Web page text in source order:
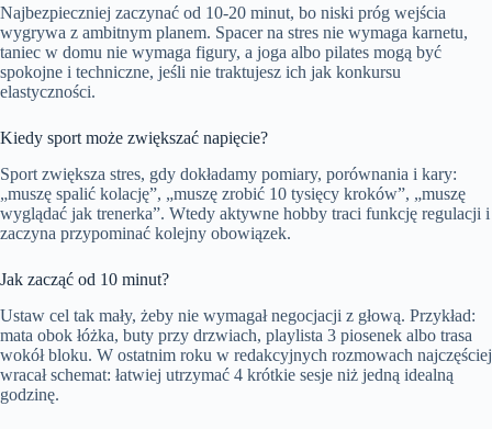
Najbezpieczniej zaczynać od 10-20 minut, bo niski próg wejścia
wygrywa z ambitnym planem. Spacer na stres nie wymaga karnetu,
taniec w domu nie wymaga figury, a joga albo pilates mogą być
spokojne i techniczne, jeśli nie traktujesz ich jak konkursu
elastyczności.
Kiedy sport może zwiększać napięcie?
Sport zwiększa stres, gdy dokładamy pomiary, porównania i kary:
„muszę spalić kolację”, „muszę zrobić 10 tysięcy kroków”, „muszę
wyglądać jak trenerka”. Wtedy aktywne hobby traci funkcję regulacji i
zaczyna przypominać kolejny obowiązek.
Jak zacząć od 10 minut?
Ustaw cel tak mały, żeby nie wymagał negocjacji z głową. Przykład:
mata obok łóżka, buty przy drzwiach, playlista 3 piosenek albo trasa
wokół bloku. W ostatnim roku w redakcyjnych rozmowach najczęściej
wracał schemat: łatwiej utrzymać 4 krótkie sesje niż jedną idealną
godzinę.